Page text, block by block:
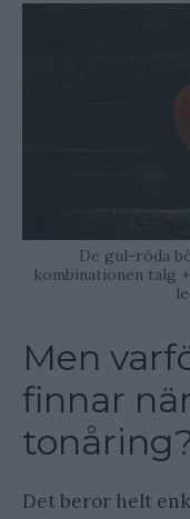
De gul-röda
kombinationen talg
Men
finnar
Det beror helt